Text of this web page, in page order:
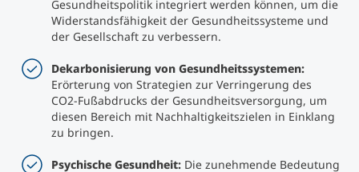
Gesundheitspolitik integriert werden können, um die
Widerstandsfähigkeit der Gesundheitssysteme und
der Gesellschaft zu verbessern.
Dekarbonisierung von Gesundheitssystemen:
Erörterung von Strategien zur Verringerung des
CO2-Fußabdrucks der Gesundheitsversorgung, um
diesen Bereich mit Nachhaltigkeitszielen in Einklang
zu bringen.
Psychische Gesundheit: Die zunehmende Bedeutung